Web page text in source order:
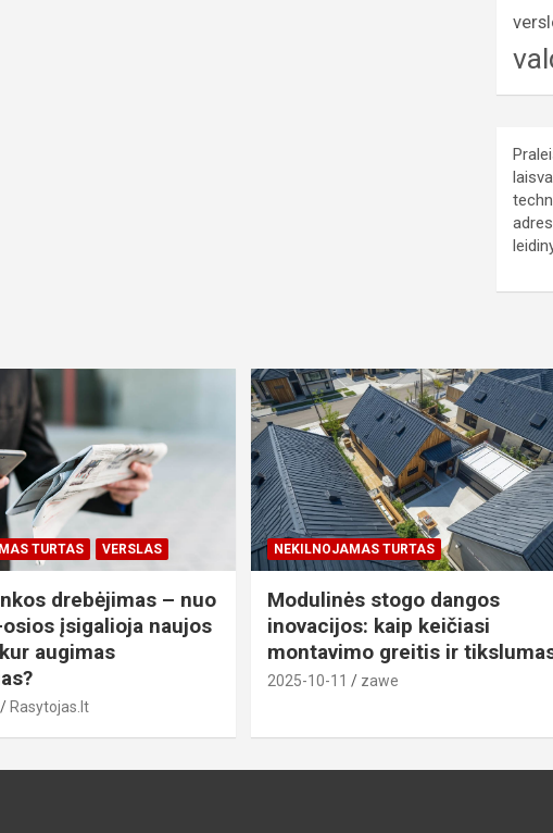
TURTAS VERSLAS
drebėjimas – nuo
įsigalioja naujos
augimas
Rasytojas.lt
NEKILNOJAMAS TURTAS
Modulinės stogo dangos
inovacijos: kaip keičiasi
montavimo greitis ir
2025-10-11 zawe